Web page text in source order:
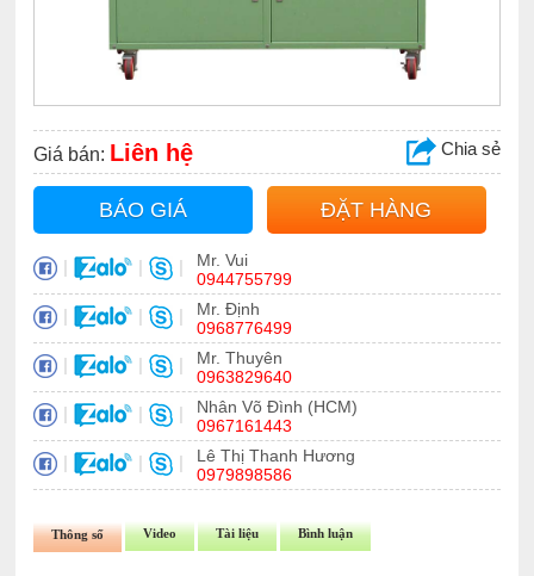
Giá bán: Liên hệ Chia sẻ
BÁO GIÁ ĐẶT HÀNG
| | |
Mr. Vui
0944755799
| | |
Mr. Định
0968776499
| | |
Mr. Thuyên
0963829640
| | |
Nhân Võ Đình (HCM)
0967161443
| | |
Lê Thị Thanh Hương
0979898586
Thông số Video Tài liệu Bình luận